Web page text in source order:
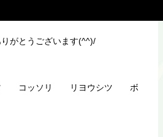
がとうございます(^^)/
コッソリ リヨウシツ ボ